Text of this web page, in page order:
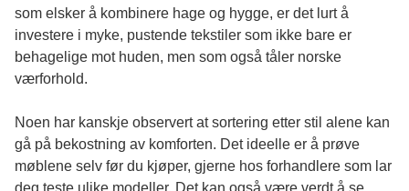
som elsker å kombinere hage og hygge, er det lurt å
investere i myke, pustende tekstiler som ikke bare er
behagelige mot huden, men som også tåler norske
værforhold.
Noen har kanskje observert at sortering etter stil alene kan
gå på bekostning av komforten. Det ideelle er å prøve
møblene selv før du kjøper, gjerne hos forhandlere som lar
deg teste ulike modeller. Det kan også være verdt å se